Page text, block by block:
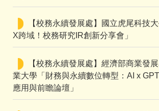
【校務永續發展處】國立虎尾科技
X跨域！校務研究IR創新分享會」
【校務永續發展處】經濟部商業發
業大學「財務與永續數位轉型：AI x
應用與前瞻論壇」